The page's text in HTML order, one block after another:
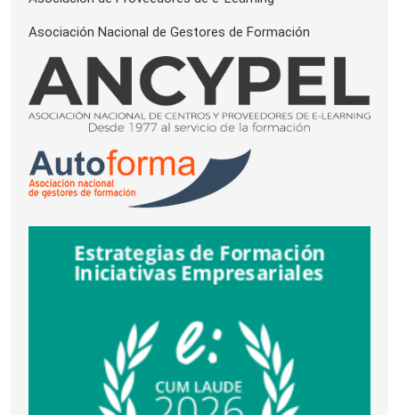
Asociación Nacional de Gestores de Formación